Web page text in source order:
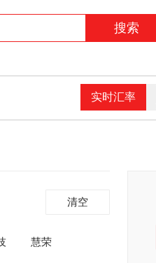
搜索
实时汇率
清空
慧荣